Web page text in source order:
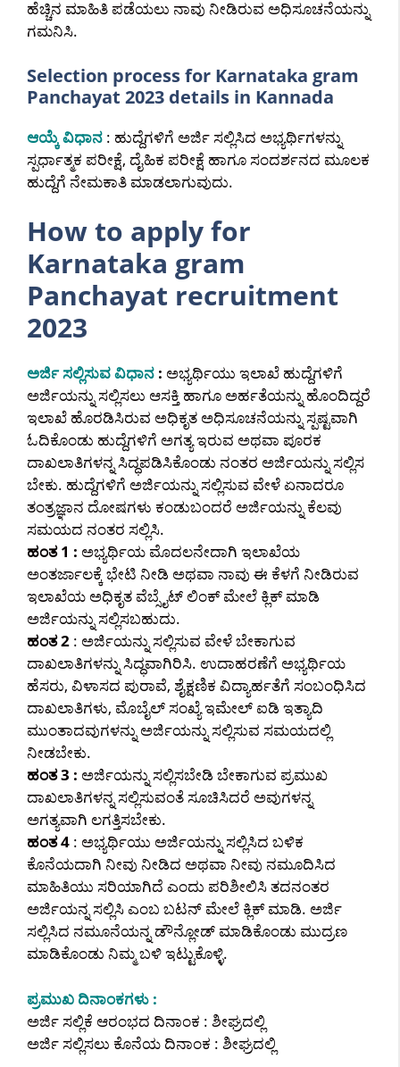
ಹೆಚ್ಚಿನ ಮಾಹಿತಿ ಪಡೆಯಲು ನಾವು ನೀಡಿರುವ ಅಧಿಸೂಚನೆಯನ್ನು
ಗಮನಿಸಿ.
Selection process for Karnataka gram
Panchayat 2023 details in Kannada
ಆಯ್ಕೆ ವಿಧಾನ : ಹುದ್ದೆಗಳಿಗೆ ಅರ್ಜಿ ಸಲ್ಲಿಸಿದ ಅಭ್ಯರ್ಥಿಗಳನ್ನು
ಸ್ಪರ್ಧಾತ್ಮಕ ಪರೀಕ್ಷೆ, ದೈಹಿಕ ಪರೀಕ್ಷೆ ಹಾಗೂ ಸಂದರ್ಶನದ ಮೂಲಕ
ಹುದ್ದೆಗೆ ನೇಮಕಾತಿ ಮಾಡಲಾಗುವುದು.
How to apply for
Karnataka gram
Panchayat recruitment
2023
ಅರ್ಜಿ ಸಲ್ಲಿಸುವ ವಿಧಾನ : ಅಭ್ಯರ್ಥಿಯು ಇಲಾಖೆ ಹುದ್ದೆಗಳಿಗೆ
ಅರ್ಜಿಯನ್ನು ಸಲ್ಲಿಸಲು ಆಸಕ್ತಿ ಹಾಗೂ ಅರ್ಹತೆಯನ್ನು ಹೊಂದಿದ್ದರೆ
ಇಲಾಖೆ ಹೊರಡಿಸಿರುವ ಅಧಿಕೃತ ಅಧಿಸೂಚನೆಯನ್ನು ಸ್ಪಷ್ಟವಾಗಿ
ಓದಿಕೊಂಡು ಹುದ್ದೆಗಳಿಗೆ ಅಗತ್ಯ ಇರುವ ಅಥವಾ ಪೂರಕ
ದಾಖಲಾತಿಗಳನ್ನ ಸಿದ್ಧಪಡಿಸಿಕೊಂಡು ನಂತರ ಅರ್ಜಿಯನ್ನು ಸಲ್ಲಿಸ
ಬೇಕು. ಹುದ್ದೆಗಳಿಗೆ ಅರ್ಜಿಯನ್ನು ಸಲ್ಲಿಸುವ ವೇಳೆ ಏನಾದರೂ
ತಂತ್ರಜ್ಞಾನ ದೋಷಗಳು ಕಂಡುಬಂದರೆ ಅರ್ಜಿಯನ್ನು ಕೆಲವು
ಸಮಯದ ನಂತರ ಸಲ್ಲಿಸಿ.
ಹಂತ 1 : ಅಭ್ಯರ್ಥಿಯ ಮೊದಲನೇದಾಗಿ ಇಲಾಖೆಯ
ಅಂತರ್ಜಾಲಕ್ಕೆ ಭೇಟಿ ನೀಡಿ ಅಥವಾ ನಾವು ಈ ಕೆಳಗೆ ನೀಡಿರುವ
ಇಲಾಖೆಯ ಅಧಿಕೃತ ವೆಬ್ಸೈಟ್ ಲಿಂಕ್ ಮೇಲೆ ಕ್ಲಿಕ್ ಮಾಡಿ
ಅರ್ಜಿಯನ್ನು ಸಲ್ಲಿಸಬಹುದು.
ಹಂತ 2 : ಅರ್ಜಿಯನ್ನು ಸಲ್ಲಿಸುವ ವೇಳೆ ಬೇಕಾಗುವ
ದಾಖಲಾತಿಗಳನ್ನು ಸಿದ್ಧವಾಗಿರಿಸಿ. ಉದಾಹರಣೆಗೆ ಅಭ್ಯರ್ಥಿಯ
ಹೆಸರು, ವಿಳಾಸದ ಪುರಾವೆ, ಶೈಕ್ಷಣಿಕ ವಿದ್ಯಾರ್ಹತೆಗೆ ಸಂಬಂಧಿಸಿದ
ದಾಖಲಾತಿಗಳು, ಮೊಬೈಲ್ ಸಂಖ್ಯೆ ಇಮೇಲ್ ಐಡಿ ಇತ್ಯಾದಿ
ಮುಂತಾದವುಗಳನ್ನು ಅರ್ಜಿಯನ್ನು ಸಲ್ಲಿಸುವ ಸಮಯದಲ್ಲಿ
ನೀಡಬೇಕು.
ಹಂತ 3 : ಅರ್ಜಿಯನ್ನು ಸಲ್ಲಿಸಬೇಡಿ ಬೇಕಾಗುವ ಪ್ರಮುಖ
ದಾಖಲಾತಿಗಳನ್ನ ಸಲ್ಲಿಸುವಂತೆ ಸೂಚಿಸಿದರೆ ಅವುಗಳನ್ನ
ಅಗತ್ಯವಾಗಿ ಲಗತ್ತಿಸಬೇಕು.
ಹಂತ 4 : ಅಭ್ಯರ್ಥಿಯು ಅರ್ಜಿಯನ್ನು ಸಲ್ಲಿಸಿದ ಬಳಿಕ
ಕೊನೆಯದಾಗಿ ನೀವು ನೀಡಿದ ಅಥವಾ ನೀವು ನಮೂದಿಸಿದ
ಮಾಹಿತಿಯು ಸರಿಯಾಗಿದೆ ಎಂದು ಪರಿಶೀಲಿಸಿ ತದನಂತರ
ಅರ್ಜಿಯನ್ನ ಸಲ್ಲಿಸಿ ಎಂಬ ಬಟನ್ ಮೇಲೆ ಕ್ಲಿಕ್ ಮಾಡಿ. ಅರ್ಜಿ
ಸಲ್ಲಿಸಿದ ನಮೂನೆಯನ್ನ ಡೌನ್ಲೋಡ್ ಮಾಡಿಕೊಂಡು ಮುದ್ರಣ
ಮಾಡಿಕೊಂಡು ನಿಮ್ಮ ಬಳಿ ಇಟ್ಟುಕೊಳ್ಳಿ.
ಪ್ರಮುಖ ದಿನಾಂಕಗಳು :
ಅರ್ಜಿ ಸಲ್ಲಿಕೆ ಆರಂಭದ ದಿನಾಂಕ : ಶೀಘ್ರದಲ್ಲಿ
ಅರ್ಜಿ ಸಲ್ಲಿಸಲು ಕೊನೆಯ ದಿನಾಂಕ : ಶೀಘ್ರದಲ್ಲಿ